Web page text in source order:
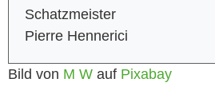
Schatzmeister
Pierre Hennerici
Bild von M W auf Pixabay